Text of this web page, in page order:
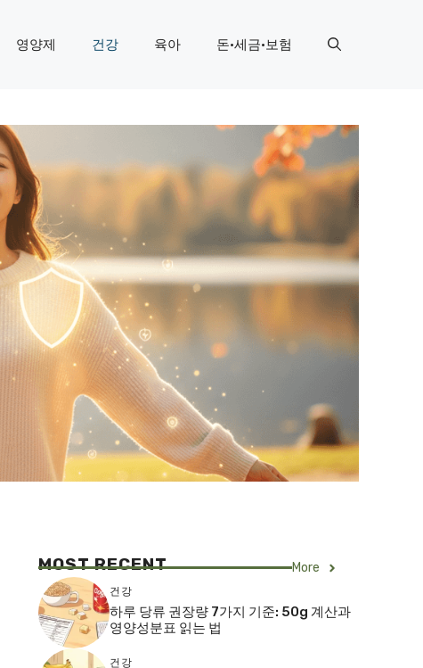
영양제 건강 육아 돈·세금·보험
MOST RECENT More
건강
하루 당류 권장량 7가지 기준: 50g 계산과
영양성분표 읽는 법
건강